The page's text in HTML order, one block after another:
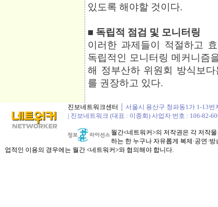
있도록 해야할 것이다.
■ 독립적 점검 및 모니터링
이러한 과제들이 적절하고
독립적인 모니터링 메커니즘
해 정부산하 위원회 방식보
를 권장하고 있다.
진보네트워크센터
│ 서울시 용산구 청파동1가 1-13
| 진보네트워크 (대표 : 이종회) 사업자 번호 : 106-82-
월간<네트워커>의 저작권은 각 저작
하는 한 누구나 자유롭게 복제·공연·
업적인 이용의 경우에는 월간 <네트워커>와 협의해야 합니다.